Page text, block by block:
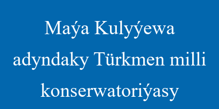
Maýa Kulyýewa
adyndaky Türkmen milli
konserwatoriýasy